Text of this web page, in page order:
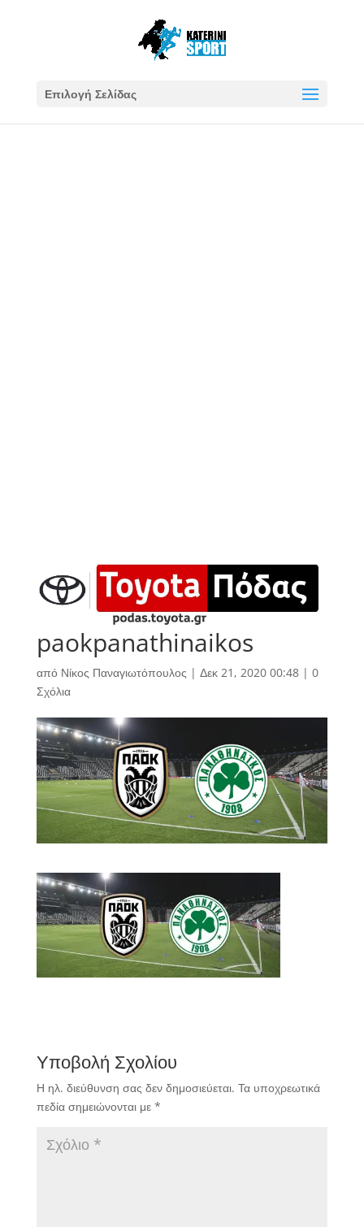
Επιλογή Σελίδας
paokpanathinaikos
από Νίκος Παναγιωτόπουλος | Δεκ 21, 2020 00:48| 0
Σχόλια
Υποβολή Σχολίου
Η ηλ. διεύθυνση σας δεν δημοσιεύεται. Τα υποχρεωτικά
πεδία σημειώνονται με *